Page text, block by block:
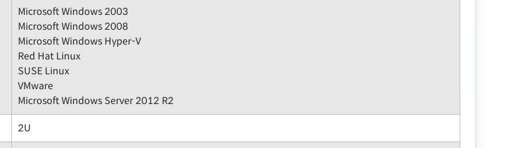
Microsoft Windows 2003
Microsoft Windows 2008
Microsoft Windows Hyper-V
Red Hat Linux
SUSE Linux
VMware
Microsoft Windows Server 2012 R2
2U